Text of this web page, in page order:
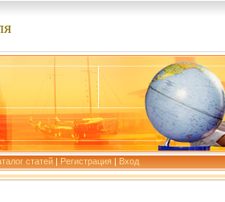
статей| Регистрация| Вход